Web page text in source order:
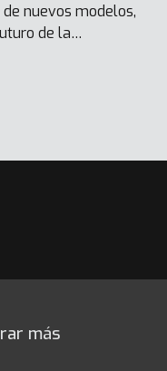
nuevos modelos,
de la
más